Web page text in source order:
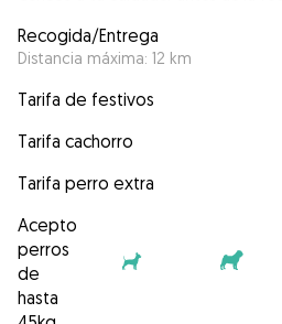
Recogida/Entrega
Distancia máxima: 12 km
Tarifa de festivos
Tarifa cachorro
Tarifa perro extra
Acepto
perros
de
hasta